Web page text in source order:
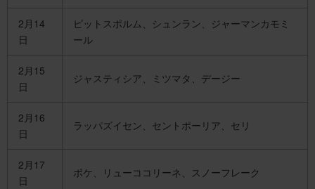
2月14
日
ピットスポルム、シュンラン、ジャーマンカモミ
ール
2月15
日
ジャスティシア、ミツマタ、デージー
2月16
日
ラッパズイセン、セントポーリア、セリ
2月17
日
ボケ、リューココリーネ、スノーフレーク